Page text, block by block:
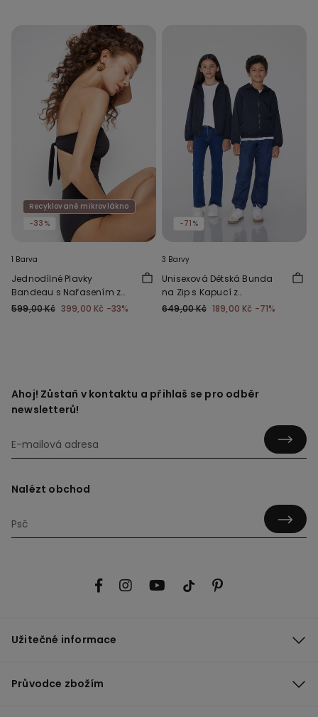
Recyklované mikrovlákno
-33%
1 Barva
Jednodílné Plavky
Bandeau s Nařasením z
Recyklovaného
599,00 Kč 399,00 Kč -33%
-71%
3 Barvy
Unisexová Dětská Bunda
na Zip s Kapucí z
Funkčního Materiálu
649,00 Kč 189,00 Kč -71%
Ahoj! Zůstaň v kontaktu a přihlaš se pro odběr
newsletterů!
Nalézt obchod
Užitečné informace
Průvodce zbožím